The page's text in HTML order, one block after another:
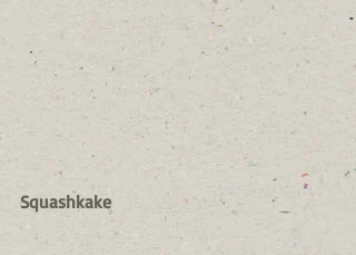
Squashkake